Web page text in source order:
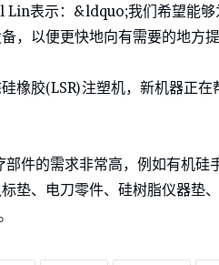
表示：&ldquo;我们希望能够
，以便更快地向有需要的地方提
橡胶(LSR)注塑机，新机器正在
部件的需求非常高，例如有机硅
垫、电刀零件、硅树脂仪器垫